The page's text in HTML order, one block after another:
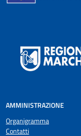
AMMINISTRAZIONE
Organigramma
Contatti